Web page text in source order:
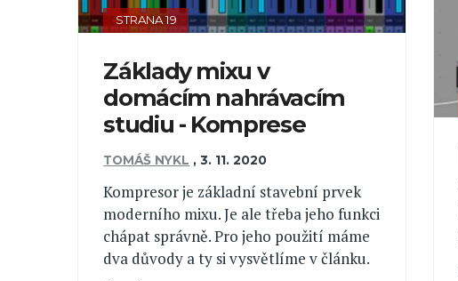
STRANA 19
Základy mixu v
domácím nahrávacím
studiu - Komprese
TOMÁŠ NYKL ,3. 11. 2020
Kompresor je základní stavební prvek
moderního mixu. Je ale třeba jeho funkci
chápat správně. Pro jeho použití máme
dva důvody a ty si vysvětlíme v článku.